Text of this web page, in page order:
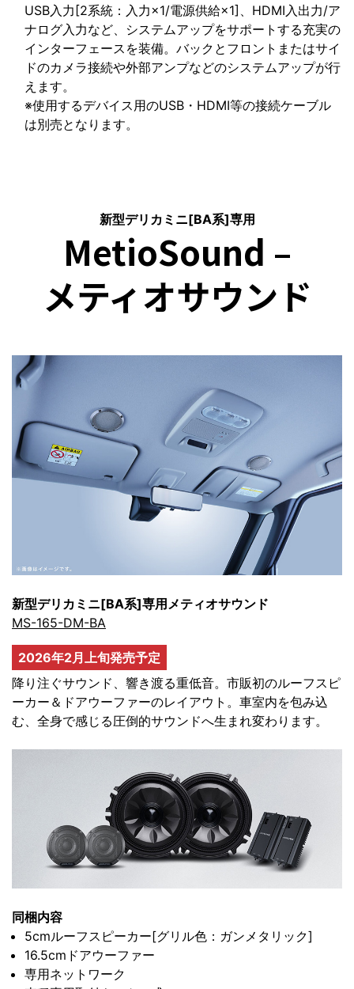
USB入力[2系統：入力×1/電源供給×1]、HDMI入出力/ア
ナログ入力など、システムアップをサポートする充実の
インターフェースを装備。バックとフロントまたはサイ
ドのカメラ接続や外部アンプなどのシステムアップが行
えます。
※使用するデバイス用のUSB・HDMI等の接続ケーブル
は別売となります。
新型デリカミニ[BA系]専用
MetioSound –
メティオサウンド
新型デリカミニ[BA系]専用メティオサウンド
MS-165-DM-BA
2026年2月上旬発売予定
降り注ぐサウンド、響き渡る重低音。市販初のルーフスピ
ーカー＆ドアウーファーのレイアウト。車室内を包み込
む、全身で感じる圧倒的サウンドへ生まれ変わります。
同梱内容
5cmルーフスピーカー[グリル色：ガンメタリック]
16.5cmドアウーファー
専用ネットワーク